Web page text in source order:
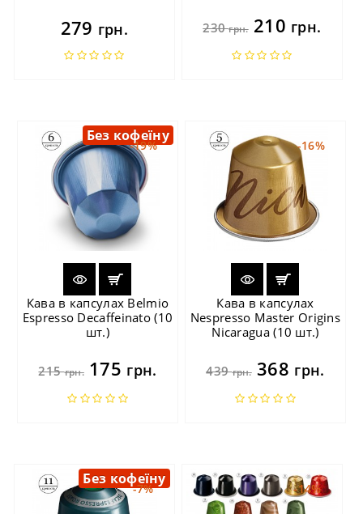
279 грн. 230грн.210 грн.
-19%
Без кофеїну
Кава в капсулах Belmio
Espresso Decaffeinato (10
шт.)
215грн.175 грн.
-16%
Кава в капсулах
Nespresso Master Origins
Nicaragua (10 шт.)
439грн.368 грн.
-7%
Без кофеїну
-14%